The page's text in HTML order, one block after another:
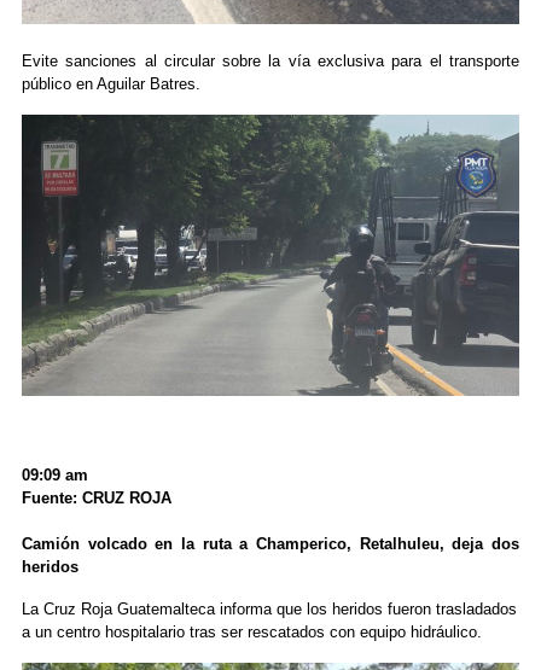
Evite sanciones al circular sobre la vía exclusiva para el transporte
público en Aguilar Batres.
09:09 am
Fuente: CRUZ ROJA
Camión volcado en la ruta a Champerico, Retalhuleu, deja dos
heridos
La Cruz Roja Guatemalteca informa que los heridos fueron trasladados
a un centro hospitalario tras ser rescatados con equipo hidráulico.